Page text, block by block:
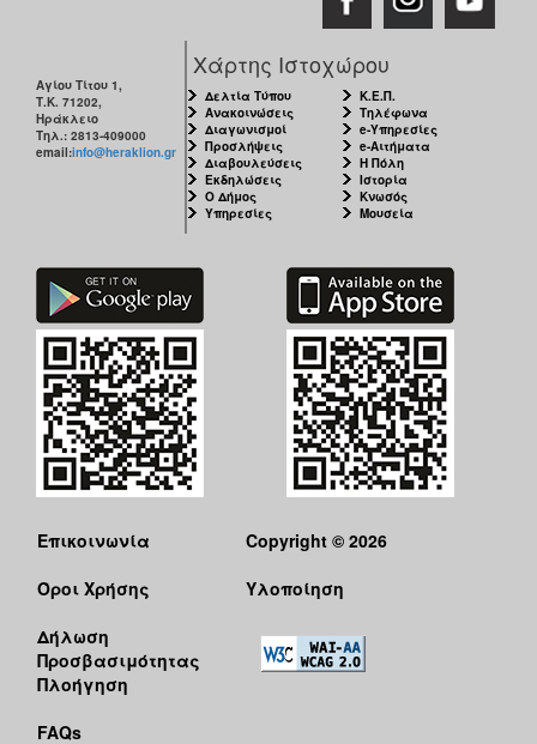
ΠΟΛΙΤΙΣΜΟΣ
ΑΝΘΕΚΤΙΚΗ
ΠΟΛΗ
Αγίου Τίτου 1,
Τ.Κ. 71202,
Ηράκλειο
Τηλ.: 2813-409000
email:info@heraklion.gr
Χάρτης Ιστοχώρου
Δελτία Τύπου
Ανακοινώσεις
Διαγωνισμοί
Προσλήψεις
Διαβουλεύσεις
Εκδηλώσεις
Ο Δήμος
Υπηρεσίες
Κ.Ε.Π.
Τηλέφωνα
e-Υπηρεσίες
e-Αιτήματα
Η Πόλη
Ιστορία
Κνωσός
Μουσεία
Επικοινωνία
Όροι Χρήσης
Δήλωση
Προσβασιμότητας
Πλοήγηση
FAQs
Copyright © 2026
Υλοποίηση